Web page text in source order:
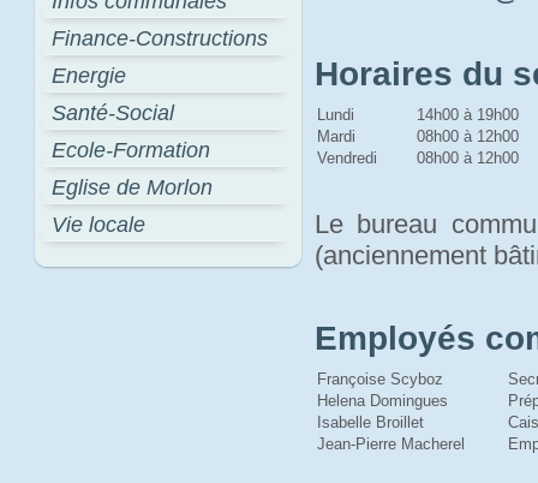
Finance-Constructions
Energie
Santé-Social
Ecole-Formation
Eglise de Morlon
Vie locale
Horaires du
Lundi
14h00 à 19h00
Mardi
08h00 à 12h00
Vendredi
08h00 à 12h00
Le bureau
(anciennement
Employés
Françoise Scyboz
Helena Domingues
Isabelle Broillet
Jean-Pierre Macherel